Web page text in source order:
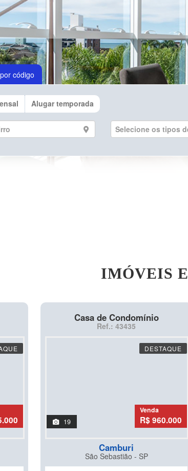
código
Alugar temporada
IMÓVEIS
Casa de Condomínio
Ref.: 43435
DESTAQUE
19
Venda
R$ 960.000
Camburi
São Sebastião - SP